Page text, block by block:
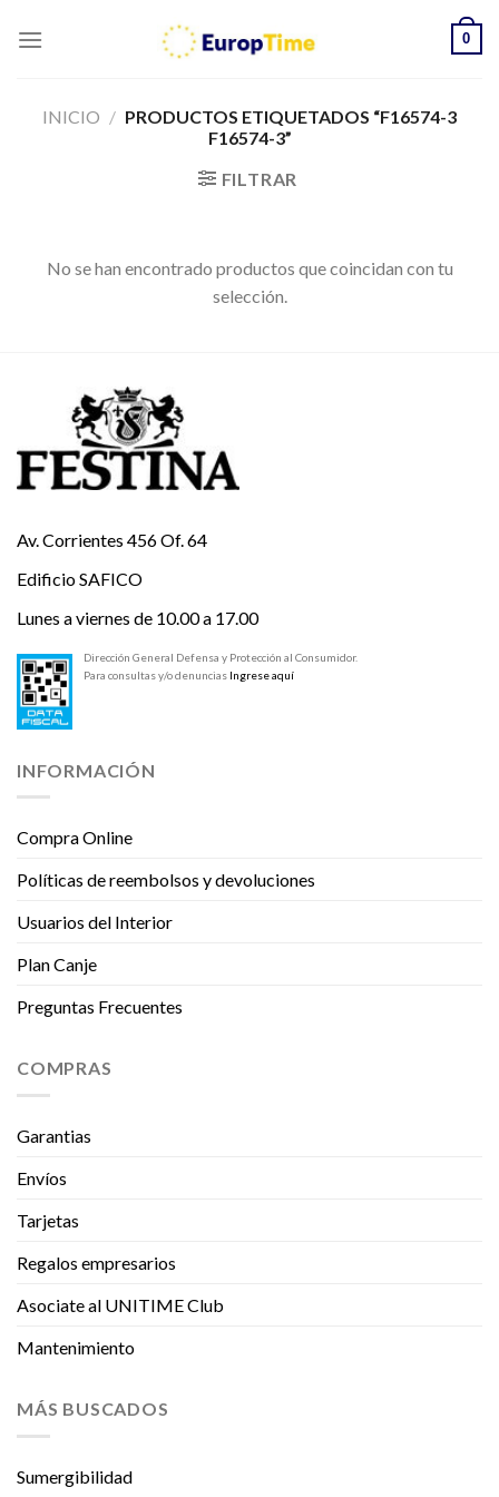
0
INICIO / PRODUCTOS ETIQUETADOS “F16574-3
F16574-3”
FILTRAR
No se han encontrado productos que coincidan con tu
selección.
Av. Corrientes 456 Of. 64
Edificio SAFICO
Lunes a viernes de 10.00 a 17.00
Dirección General Defensa y Protección al Consumidor.
Para consultas y/o denuncias Ingrese aquí
INFORMACIÓN
Compra Online
Políticas de reembolsos y devoluciones
Usuarios del Interior
Plan Canje
Preguntas Frecuentes
COMPRAS
Garantias
Envíos
Tarjetas
Regalos empresarios
Asociate al UNITIME Club
Mantenimiento
MÁS BUSCADOS
Sumergibilidad